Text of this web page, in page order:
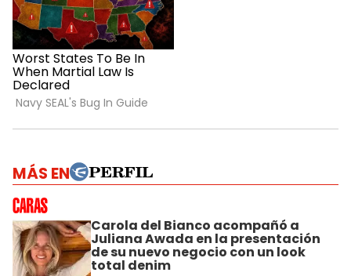
MÁS EN
Carola del Bianco acompañó a
Juliana Awada en la presentación
de su nuevo negocio con un look
total denim